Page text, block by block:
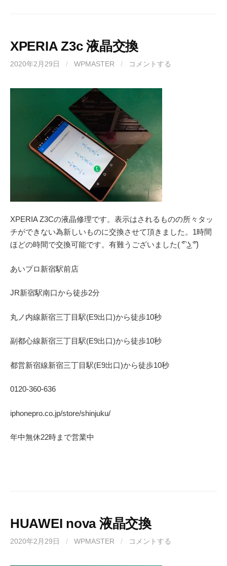
XPERIA Z3c 液晶交換
2020年2月29日 / WPMASTER / コメントする
XPERIA Z3Cの液晶修理です。表示はされるものの所々タッ
チができない為新しいものに交換させて頂きました。1時間
ほどの時間で交換可能です。有難うございました( ͡° ͜ʖ ͡°)
あいプロ新宿駅前店
JR新宿駅南口から徒歩2分
丸ノ内線新宿三丁目駅(E9出口)から徒歩10秒
副都心線新宿三丁目駅(E9出口)から徒歩10秒
都営新宿線新宿三丁目駅(E9出口)から徒歩10秒
0120-360-636
iphonepro.co.jp/store/shinjuku/
年中無休22時まで営業中
HUAWEI nova 液晶交換
2020年2月29日 / WPMASTER / コメントする